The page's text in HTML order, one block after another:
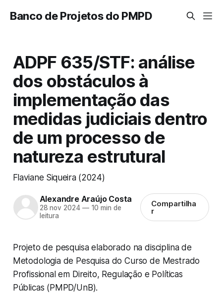
Banco de Projetos do PMPD
ADPF 635/STF: análise
dos obstáculos à
implementação das
medidas judiciais dentro
de um processo de
natureza estrutural
Flaviane Siqueira (2024)
Alexandre Araújo Costa
28 nov 2024 —10 min de
leitura
Compartilha
r
Projeto de pesquisa elaborado na disciplina de
Metodologia de Pesquisa do Curso de Mestrado
Profissional em Direito, Regulação e Políticas
Públicas (PMPD/UnB).